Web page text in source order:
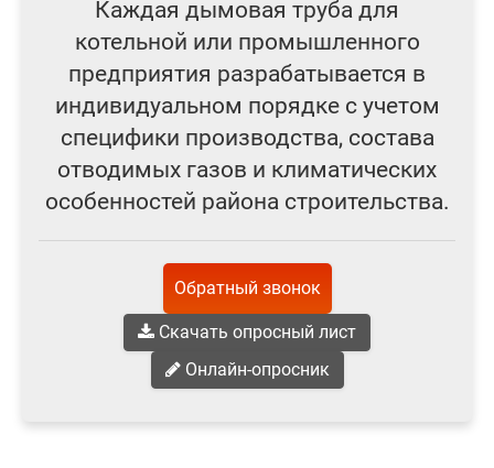
Каждая дымовая труба для
котельной или промышленного
предприятия разрабатывается в
индивидуальном порядке с учетом
специфики производства, состава
отводимых газов и климатических
особенностей района строительства.
Обратный звонок
Скачать опросный лист
Онлайн-опросник